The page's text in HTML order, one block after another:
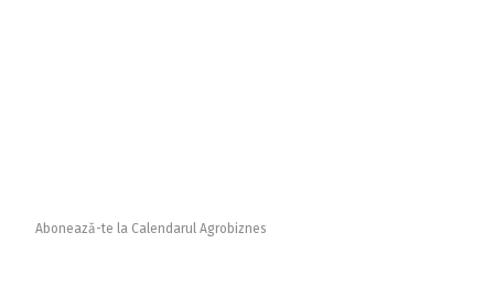
Abonează-te la Calendarul Agrobiznes